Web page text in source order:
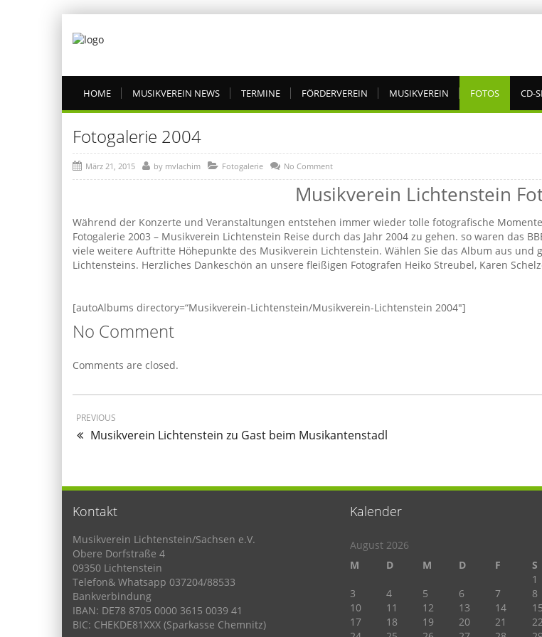
HOME MUSIKVEREIN NEWS TERMINE FÖRDERVEREIN MUSIKVEREIN FOTOS CD-
Fotogalerie 2004
März 21, 2015 by mvlachim Fotogalerie No Comment
Musikverein Lichtenstein
Während der Konzerte und Veranstaltungen entstehen immer wieder tolle fotografische
Fotogalerie 2003 – Musikverein Lichtenstein Reise durch das Jahr 2004 zu gehen. so waren das
viele weitere Auftritte Höhepunkte des Musikverein Lichtenstein. Wählen Sie das Album aus
Lichtensteins. Herzliches Dankeschön an unsere fleißigen Fotografen Heiko Streubel, Karen
[autoAlbums directory=“Musikverein-Lichtenstein/Musikverein-Lichtenstein 2004″]
No Comment
Comments are closed.
PREVIOUS
Musikverein Lichtenstein zu Gast beim Musikantenstadl
Kontakt
Musikverein Lichtenstein/Sachsen e.V.
Obere Dorfstraße 4
09350 Lichtenstein
Telefon& Whatsapp 037204/88533
Bankverbindung
IBAN: DE78 8705 0000 3615 0039 41
BIC: CHEKDE81XXX (Sparkasse Chemnitz)
Kalender
August 2026
M
D M D F S
1
3
4 5 6 7 8
10
11 12 13 14 15
17
18 19 20 21 22